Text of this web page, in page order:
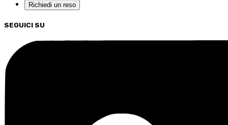
Richiedi un reso
SEGUICI SU